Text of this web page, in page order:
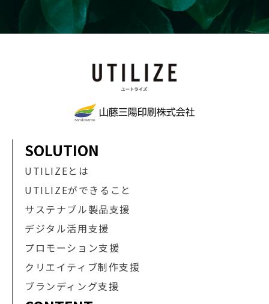
SOLUTION
UTILIZEとは
UTILIZEができること
サステナブル製品支援
デジタル活用支援
プロモーション支援
クリエイティブ制作支援
ブランディング支援